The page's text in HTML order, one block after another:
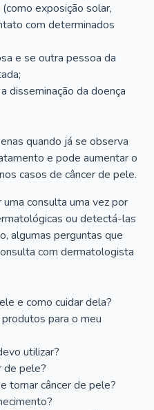
exposição solar,
com determinados
e se outra pessoa da
disseminação da doença
quando já se observa
e pode aumentar o
casos de câncer de pele.
consulta uma vez por
ou detectá-las
algumas perguntas que
com dermatologista
e como cuidar dela?
para o meu
utilizar?
de pele?
tornar câncer de pele?